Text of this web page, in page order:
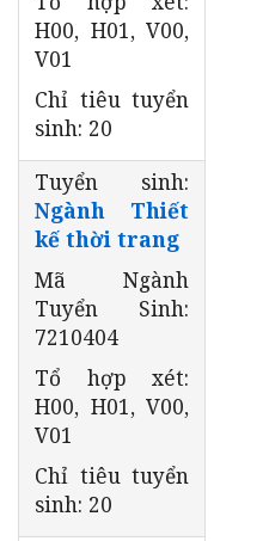
H00, H01, V00,
V01
Chỉ tiêu tuyển
sinh: 20
Tuyển sinh:
Ngành Thiết
kế thời trang
Mã Ngành
Tuyển Sinh:
7210404
Tổ hợp xét:
H00, H01, V00,
V01
Chỉ tiêu tuyển
sinh: 20